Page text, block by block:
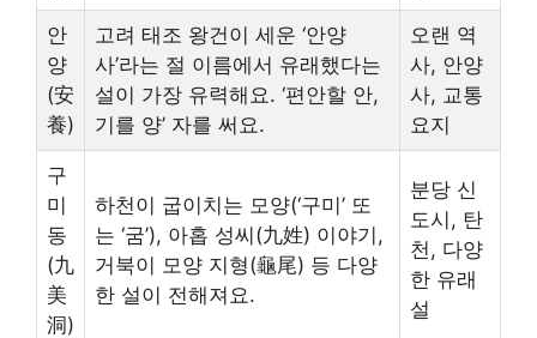
안
양
(安
養)
고려 태조 왕건이 세운 ‘안양
사’라는 절 이름에서 유래했다는
설이 가장 유력해요. ‘편안할 안,
기를 양’ 자를 써요.
오랜 역
사, 안양
사, 교통
요지
구
미
동
(九
美
洞)
하천이 굽이치는 모양(‘구미’ 또
는 ‘굼’), 아홉 성씨(九姓) 이야기,
거북이 모양 지형(龜尾) 등 다양
한 설이 전해져요.
분당 신
도시, 탄
천, 다양
한 유래
설